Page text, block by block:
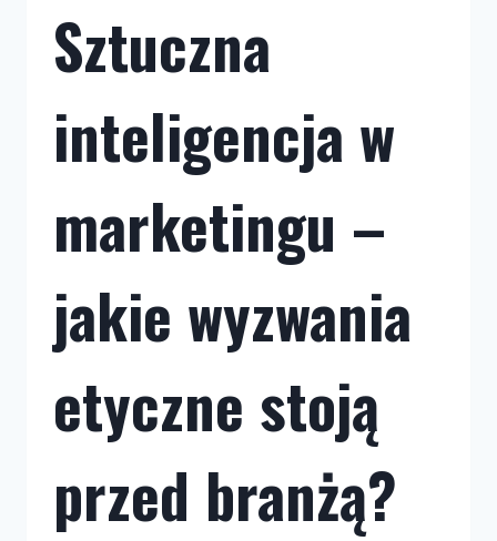
Sztuczna
inteligencja w
marketingu –
jakie wyzwania
etyczne stoją
przed branżą?